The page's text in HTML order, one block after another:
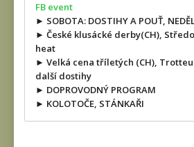
FB event
► SOBOTA: DOSTIHY A POUŤ,
► České klusácké derby(CH),
heat
► Velká cena tříletých (CH),
další dostihy
► DOPROVODNÝ PROGRAM
► KOLOTOČE, STÁNKAŘI